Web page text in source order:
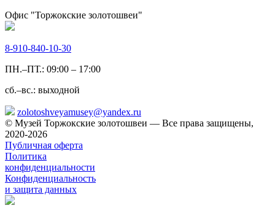
Офис "Торжокские золотошвеи"
8-910-840-10-30
ПН.–ПТ.: 09:00 – 17:00
сб.–вс.: выходной
zolotoshveyamusey@yandex.ru
© Музей Торжокские золотошвеи — Все права защищены,
2020-2026
Публичная оферта
Политика
конфиденциальности
Конфиденциальность
и защита данных